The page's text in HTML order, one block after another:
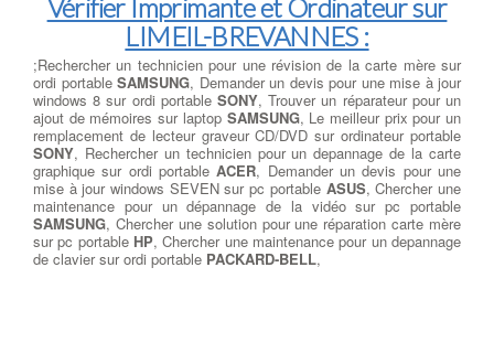
Vérifier Imprimante et Ordinateur sur
LIMEIL-BREVANNES :
;Rechercher un technicien pour une révision de la carte mère sur
ordi portable SAMSUNG, Demander un devis pour une mise à jour
windows 8 sur ordi portable SONY, Trouver un réparateur pour un
ajout de mémoires sur laptop SAMSUNG, Le meilleur prix pour un
remplacement de lecteur graveur CD/DVD sur ordinateur portable
SONY, Rechercher un technicien pour un depannage de la carte
graphique sur ordi portableACER, Demander un devis pour une
mise à jour windows SEVEN sur pc portable ASUS, Chercher une
maintenance pour un dépannage de la vidéo sur pc portable
SAMSUNG, Chercher une solution pour une réparation carte mère
sur pc portable HP, Chercher une maintenance pour un depannage
de clavier sur ordi portable PACKARD-BELL,